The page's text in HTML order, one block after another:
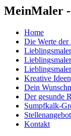
MeinMaler
Home
Die Werte
Kreative
Dein
Der gesunde
Sumpfkalk-
Kontakt